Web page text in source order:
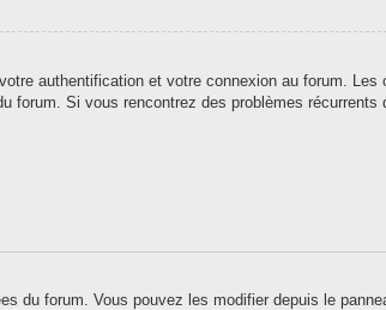
authentification et votre connexion au forum.
Si vous rencontrez des problèmes
forum. Vous pouvez les modifier depuis le